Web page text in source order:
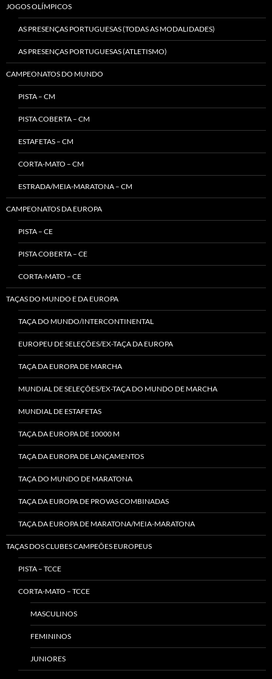
JOGOS OLÍMPICOS
AS PRESENÇAS PORTUGUESAS (TODAS AS MODALIDADES)
AS PRESENÇAS PORTUGUESAS (ATLETISMO)
CAMPEONATOS DO MUNDO
PISTA – CM
PISTA COBERTA – CM
ESTAFETAS – CM
CORTA-MATO – CM
ESTRADA/MEIA-MARATONA – CM
CAMPEONATOS DA EUROPA
PISTA – CE
PISTA COBERTA – CE
CORTA-MATO – CE
TAÇAS DO MUNDO E DA EUROPA
TAÇA DO MUNDO/INTERCONTINENTAL
EUROPEU DE SELEÇÕES/EX-TAÇA DA EUROPA
TAÇA DA EUROPA DE MARCHA
MUNDIAL DE SELEÇÕES/EX-TAÇA DO MUNDO DE MARCHA
MUNDIAL DE ESTAFETAS
TAÇA DA EUROPA DE 10000 M
TAÇA DA EUROPA DE LANÇAMENTOS
TAÇA DO MUNDO DE MARATONA
TAÇA DA EUROPA DE PROVAS COMBINADAS
TAÇA DA EUROPA DE MARATONA/MEIA-MARATONA
TAÇAS DOS CLUBES CAMPEÕES EUROPEUS
PISTA – TCCE
CORTA-MATO – TCCE
MASCULINOS
FEMININOS
JUNIORES